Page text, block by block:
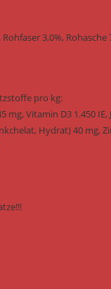
3,0%, Rohasche
pro kg:
mg, Vitamin D3 1.450
Hydrat) 40 mg,